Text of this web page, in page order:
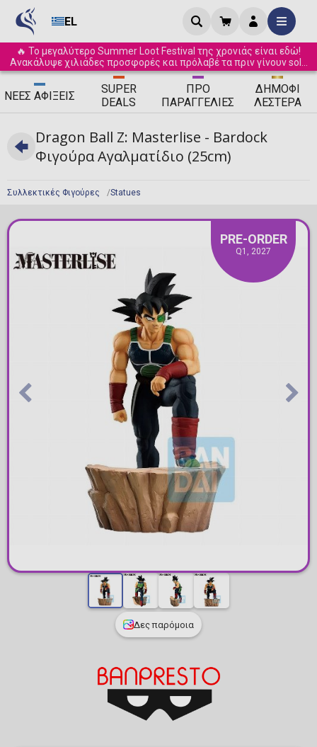
EL
🔥 Το μεγαλύτερο Summer Loot Festival της χρονιάς είναι εδώ!
Ανακάλυψε χιλιάδες προσφορές και πρόλαβέ τα πριν γίνουν sold
out! ☀️
ΝΈΕΣ ΑΦΊΞΕΙΣ
SUPER
DEALS
ΠΡΟ
ΠΑΡΑΓΓΕΛΊΕΣ
ΔΗΜΟΦΙ
ΛΈΣΤΕΡΑ
Συλλεκτικές Φιγούρες Statues
Dragon Ball Z: Masterlise - Bardock
Φιγούρα Αγαλματίδιο (25cm)
PRE-ORDER
Q1, 2027
Δες παρόμοια